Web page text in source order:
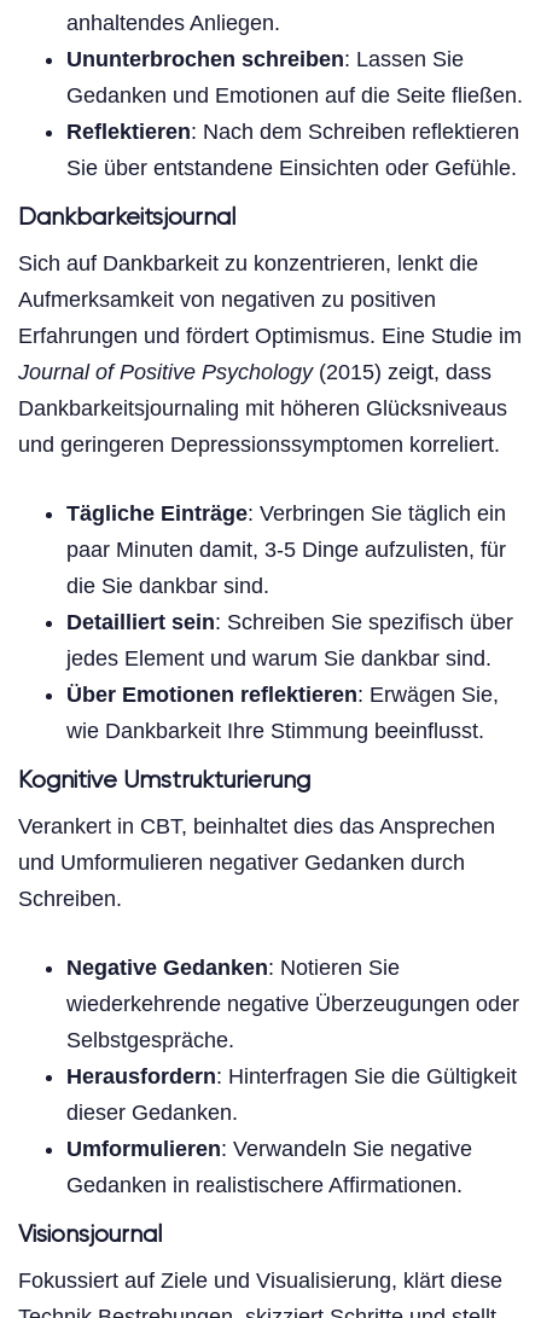
anhaltendes Anliegen.
Ununterbrochen schreiben: Lassen Sie
Gedanken und Emotionen auf die Seite fließen.
Reflektieren: Nach dem Schreiben reflektieren
Sie über entstandene Einsichten oder Gefühle.
Dankbarkeitsjournal
Sich auf Dankbarkeit zu konzentrieren, lenkt die
Aufmerksamkeit von negativen zu positiven
Erfahrungen und fördert Optimismus. Eine Studie im
Journal of Positive Psychology(2015) zeigt, dass
Dankbarkeitsjournaling mit höheren Glücksniveaus
und geringeren Depressionssymptomen korreliert.
Tägliche Einträge: Verbringen Sie täglich ein
paar Minuten damit, 3-5 Dinge aufzulisten, für
die Sie dankbar sind.
Detailliert sein: Schreiben Sie spezifisch über
jedes Element und warum Sie dankbar sind.
Über Emotionen reflektieren: Erwägen Sie,
wie Dankbarkeit Ihre Stimmung beeinflusst.
Kognitive Umstrukturierung
Verankert in CBT, beinhaltet dies das Ansprechen
und Umformulieren negativer Gedanken durch
Schreiben.
Negative Gedanken: Notieren Sie
wiederkehrende negative Überzeugungen oder
Selbstgespräche.
Herausfordern: Hinterfragen Sie die Gültigkeit
dieser Gedanken.
Umformulieren: Verwandeln Sie negative
Gedanken in realistischere Affirmationen.
Visionsjournal
Fokussiert auf Ziele und Visualisierung, klärt diese